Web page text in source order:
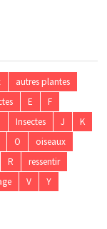
autres plantes
E
F
Insectes J
K
O
oiseaux
R
ressentir
V Y